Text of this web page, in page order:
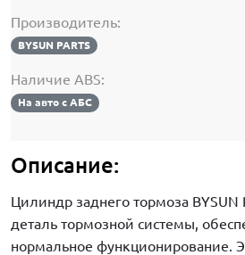
Производитель:
BYSUN PARTS
Наличие ABS:
На авто с АБС
Описание:
Цилиндр заднего тормоза BYSUN
деталь тормозной системы,
нормальное функционирование.